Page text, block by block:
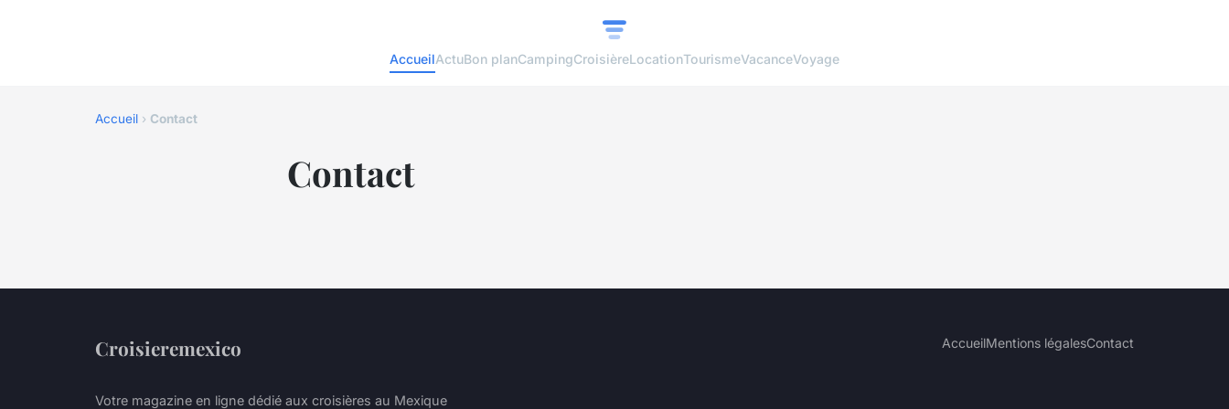
AccueilActuBon planCampingCroisièreLocationTourismeVacanceVoyage
Accueil › Contact
Contact
Croisieremexico
Votre magazine en ligne dédié aux croisières au Mexique
AccueilMentions légalesContact